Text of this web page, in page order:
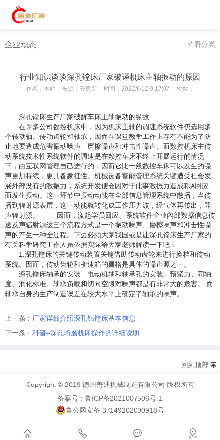
企业动态 查看分类
行业知识谈谈深孔镗床厂家破译机床主轴振动的原因
作者： 本站 来源： 云更新 时间： 2022/6/12 9:17:07 次数：
深孔镗床生产厂家破解车床主轴振动的缘故
在许多公司数控机床中，因为机床主轴的调速系统软件仍选用多
个转动轴、传动齿轮和轴承，因而在课堂教学工作上存有不能为了防
止地要造成危害振动噪声、磨擦噪声和冲击性噪声。而数控机床主传
动系统技术性系统软件的调速是在数控车床不终止开展运行的情况
下，由互联网管理自己进行的，因而它比一般数控车床可以发生的噪
声更加持续，更具备象征性。机械设备智能管理系统关键遭受社会发
展外部没有的激振力，系统开发便会因对于此事激振力造成积A回应
而发生振动。这一环节中振动动能在全部信息管理系统中散播，当传
播到辐射源表层，这一动能就转化成工作压力波，经气体再传出，即
声辐射源。 因而，激起学员回应、系统软件企业內部数据信息传
送及声辐射源这三个流程方式是一个振动噪声、磨擦噪声和冲击性噪
声的产生一种全过程。下边必须大家我国或是让深孔镗床生产厂家的
有关科学研究工作人员依据实际给大家老师解读一下吧：
1.深孔镗床的关键传动装置关键借助传动齿轮来进行换档和传动
系统。因而，传动齿轮和变速箱的栅格是具体的噪声源之一。
深孔镗床轴承的安装、电动机轴和轴承孔的安装、预紧力、同轴
度、润化标准、轴承负载和切向空隙对噪声都是有非常大的危害。 而
轴承自身的生产制造误差在较大水平上确定了轴承的噪声。
上一条： 厂家详细介绍深孔钻镗床基本信息
下一条： 科普–深孔珩磨机床操作的详细说明
回到顶部
Copyright © 2019 德州善通机械制造有限公司 版权所有
备案号：鲁ICP备2021007506号-1
鲁公网安备 37149202000918号